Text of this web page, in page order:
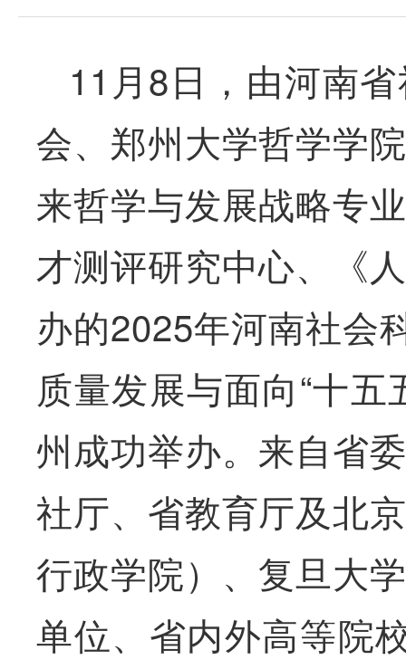
11月8日，由河南
会、郑州大学哲学学
来哲学与发展战略专
才测评研究中心、《
办的2025年河南社会
质量发展与面向“十
州成功举办。来自省
社厅、省教育厅及北
行政学院）、复旦大
单位、省内外高等院